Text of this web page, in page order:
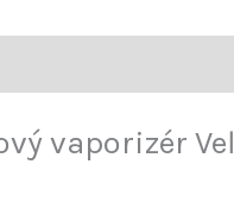
vaporizér